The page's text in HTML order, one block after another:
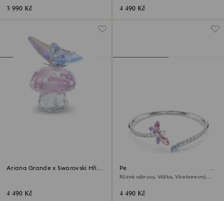
3 990 Kč 4 490 Kč
Ariana Grande x Swarovski Hřib
4 490 Kč
Pevný náramek Ariana Grande x
Swarovski
Různé výbrusy, Vážka, Vícebarevný,
4 490 Kč